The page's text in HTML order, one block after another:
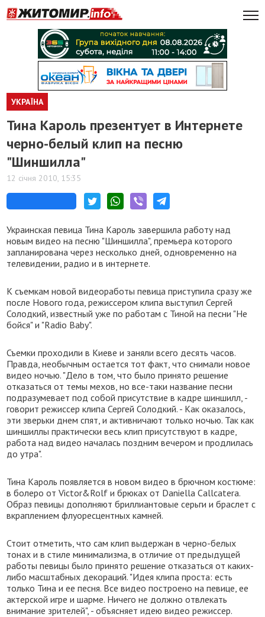
УКРАЇНА
Тина Кароль презентует в Интернете
черно-белый клип на песню
"Шиншилла"
12 січня 2010, 15:35
Украинская певица Тина Кароль завершила работу над
новым видео на песню "Шиншилла", премьера которого
запланирована через несколько дней, одновременно на
телевидении, радио и в интернете.
К съемкам новой видеоработы певица приступила сразу же
после Нового года, режиссером клипа выступил Сергей
Солодкий, известный уже по работам с Тиной на песни "Не
бойся" и "Radio Baby".
Съемки проходили в Киеве и заняли всего десять часов.
Правда, необычным остается тот факт, что снимали новое
видео ночью. "Дело в том, что было принято решение
отказаться от темы мехов, но все-таки название песни
подразумевает под собой присутствие в кадре шиншилл, -
говорит режиссер клипа Сергей Солодкий. - Как оказалось,
эти зверьки днем спят, и активничают только ночью. Так как
шиншиллы практически весь клип присутствуют в кадре,
работа над видео началась поздним вечером и продлилась
до утра".
Тина Кароль появляется в новом видео в брючном костюме:
в болеро от Victor&Rolf и брюках от Daniella Callcatera.
Образ певицы дополняют бриллиантовые серьги и браслет с
вкраплением флуоресцентных камней.
Стоит отметить, что сам клип выдержан в черно-белых
тонах и в стиле минимализма, в отличие от предыдущей
работы певицы было принято решение отказаться от каких-
либо масштабных декораций. "Идея клипа проста: есть
только Тина и ее песня. Все видео построено на певице, ее
актерской игре и шарме. Ничего не должно отвлекать
внимание зрителей", - объясняет идею видео режиссер.